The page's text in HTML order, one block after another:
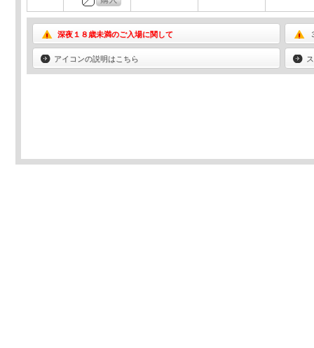
深夜１８歳未満のご入場に関して
アイコンの説明はこちら